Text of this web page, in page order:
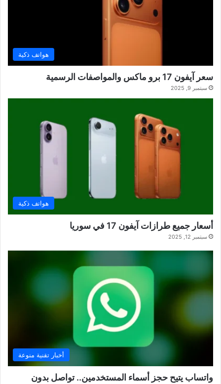
هواتف ذكية
سعر آيفون 17 برو ماكس والمواصفات الرسمية
سبتمبر 9, 2025
هواتف ذكية
أسعار جميع طرازات آيفون 17 في سوريا
سبتمبر 12, 2025
أخبار تقنية منوعة
واتساب يتيح حجز أسماء المستخدمين.. تواصل بدون